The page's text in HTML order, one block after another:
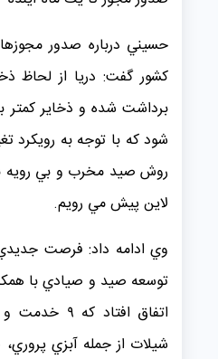
حسيني درباره صدور
كشور گفت: دريا از لحاظ
برداشت شده و ذخاير
شود كه با توجه به رويكرد
روش صيد مخرب و بي رويه
لاين پيش مي رويم.
وي ادامه داد: فرصت جديدي
توسعه صيد و صيادي با
اتفاق
شيلات از جمله آبزي